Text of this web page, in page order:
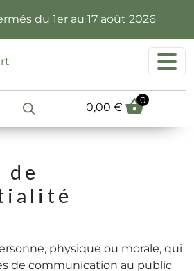
du 1er au 17 août 2026
0,00€
0
physique ou morale, qui
de communication au public